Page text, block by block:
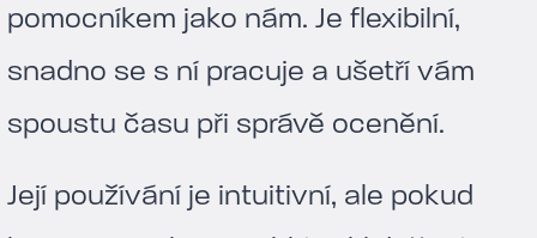
pomocníkem jako nám. Je flexibilní,
snadno se s ní pracuje a ušetří vám
spoustu času při správě ocenění.
Její používání je intuitivní, ale pokud